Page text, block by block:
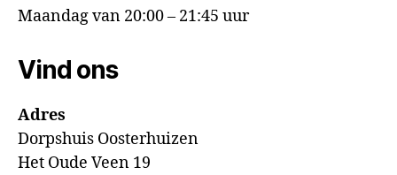
Maandag van 20:00 – 21:45 uur
Vind ons
Adres
Dorpshuis Oosterhuizen
Het Oude Veen 19